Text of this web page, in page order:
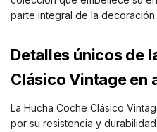
parte integral de la decoración
Detalles únicos de
Clásico Vintage en
La Hucha Coche Clásico
por su resistencia y